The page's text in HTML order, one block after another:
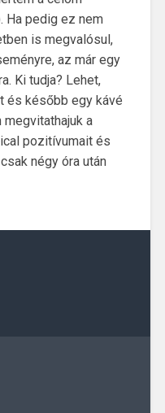
Ha pedig ez nem
is megvalósul,
az már egy
Ki tudja? Lehet,
és később egy kávé
a
pozitívumait és
négy óra után